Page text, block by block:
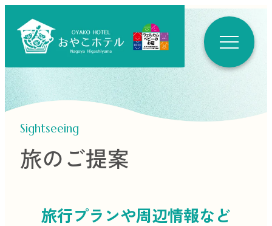
Sightseeing
旅のご提案
旅行プランや周辺情報など